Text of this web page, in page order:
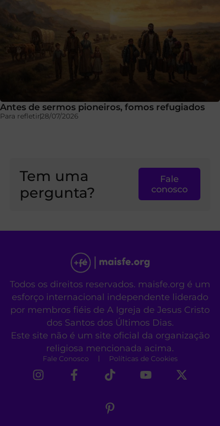
Antes de sermos pioneiros, fomos refugiados
Para refletir28/07/2026
Tem uma
pergunta?
Fale
conosco
Todos os direitos reservados. maisfe.org é um
esforço internacional independente liderado
por membros fiéis de A Igreja de Jesus Cristo
dos Santos dos Últimos Dias.
Este site não é um site oficial da organização
religiosa mencionada acima.
Fale Conosco Políticas de Cookies